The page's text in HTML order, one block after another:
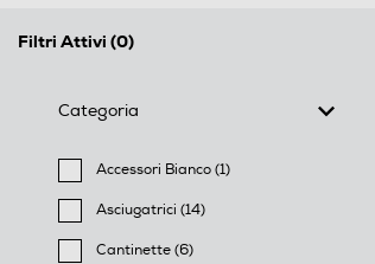
Filtri Attivi (0)
Categoria
Accessori Bianco (1)
Filtra per Categoria: Accessori Bianco
Asciugatrici (14)
Filtra per Categoria: Asciugatrici
Cantinette (6)